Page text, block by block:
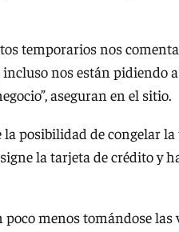
temporarios nos
incluso nos están pidiendo
aseguran en el sitio.
la posibilidad de congelar
la tarjeta de crédito y
menos tomándose las